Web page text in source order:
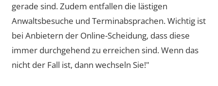
gerade sind. Zudem entfallen die lästigen
Anwaltsbesuche und Terminabsprachen. Wichtig ist
bei Anbietern der Online-Scheidung, dass diese
immer durchgehend zu erreichen sind. Wenn das
nicht der Fall ist, dann wechseln Sie!"